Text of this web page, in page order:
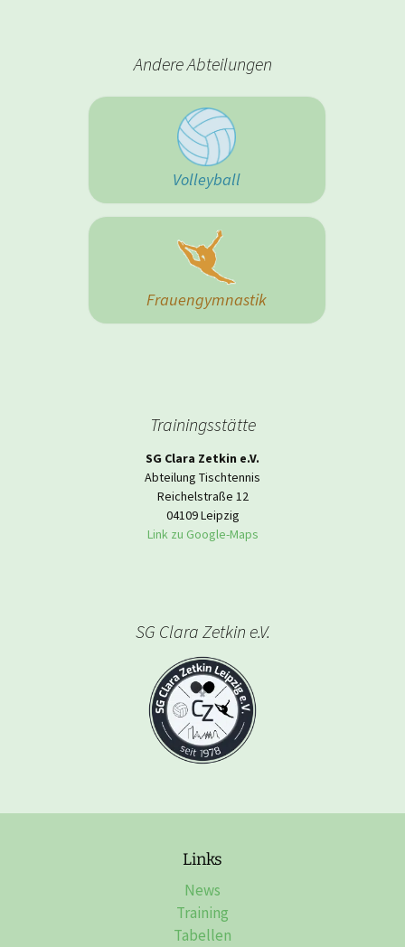
Andere Abteilungen
Volleyball
Frauengymnastik
Trainingsstätte
SG Clara Zetkin e.V.
Abteilung Tischtennis
Reichelstraße 12
04109 Leipzig
Link zu Google-Maps
SG Clara Zetkin e.V.
Links
News
Training
Tabellen